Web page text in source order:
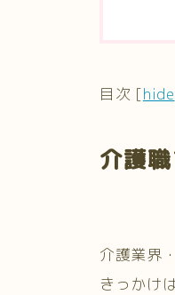
目次 [hide
介護
介護業界
きっかけ